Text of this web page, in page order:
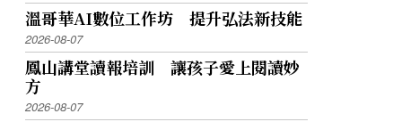
溫哥華AI數位工作坊 提升弘法新技能
2026-08-07
鳳山講堂讀報培訓 讓孩子愛上閱讀妙
方
2026-08-07